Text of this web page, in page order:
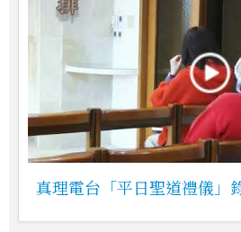
真理電台「平日聖道禮儀」